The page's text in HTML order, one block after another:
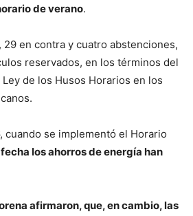
de verano.
29 en contra y cuatro abstenciones,
reservados, en los términos del
de los Husos Horarios en los
cuando se implementó el Horario
los ahorros de energía han
afirmaron, que, en cambio, las